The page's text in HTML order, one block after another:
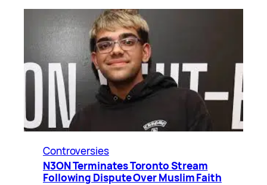
Controversies
N3ON Terminates Toronto Stream
Following Dispute Over Muslim Faith